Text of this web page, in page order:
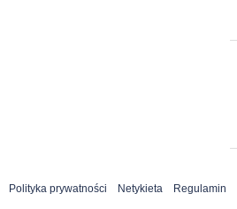
Polityka prywatności Netykieta Regulamin